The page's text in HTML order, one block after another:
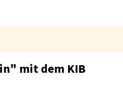
mit dem KIB